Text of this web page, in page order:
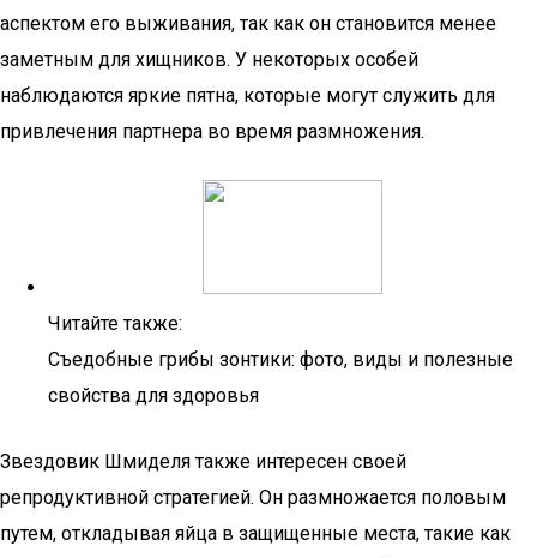
аспектом его выживания, так как он становится менее
заметным для хищников. У некоторых особей
наблюдаются яркие пятна, которые могут служить для
привлечения партнера во время размножения.
Читайте также:
Съедобные грибы зонтики: фото, виды и полезные
свойства для здоровья
Звездовик Шмиделя также интересен своей
репродуктивной стратегией. Он размножается половым
путем, откладывая яйца в защищенные места, такие как